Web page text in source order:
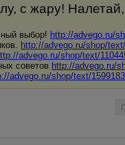
с жару!
выбор! http://advego.ru/
http://advego.ru/shop/
advego.ru/shop/text/
советов http://advego.ru/
advego.ru/shop/text/